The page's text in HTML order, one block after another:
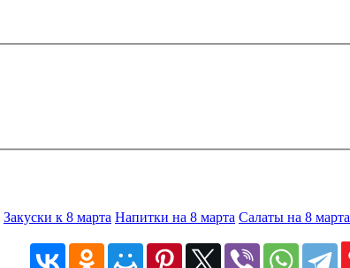
Закуски к 8 марта Напитки на 8 марта Салаты на 8 марта